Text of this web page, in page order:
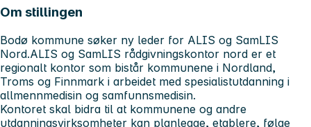
Om stillingen
Bodø kommune søker ny leder for ALIS og SamLIS
Nord.ALIS og SamLIS rådgivningskontor nord er et
regionalt kontor som bistår kommunene i Nordland,
Troms og Finnmark i arbeidet med spesialistutdanning i
allmennmedisin og samfunnsmedisin.
Kontoret skal bidra til at kommunene og andre
utdanningsvirksomheter kan planlegge, etablere, følge